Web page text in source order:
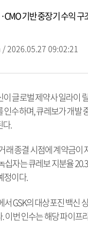
기반 중장기 수익 구
/ 2026.05.27 09:02:21
글로벌 제약사 일라이
수하며, 큐레보가 개
다.
래 종결 시점에 계약금
십자는 큐레보 지분율
정이다.
GSK의 대상포진 백신
이번 인수는 해당 파이